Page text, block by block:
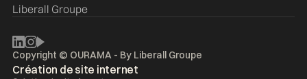
Liberall Groupe
Copyright © OURAMA - By Liberall Groupe
Création de site internet